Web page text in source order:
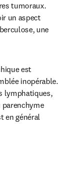
tumoraux.
un aspect
une
est
inopérable.
lymphatiques,
parenchyme
en général